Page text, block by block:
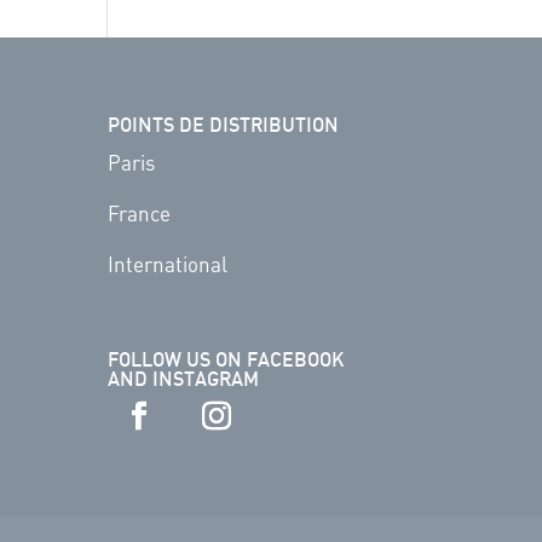
POINTS DE DISTRIBUTION
Paris
France
International
FOLLOW US ON FACEBOOK
AND INSTAGRAM